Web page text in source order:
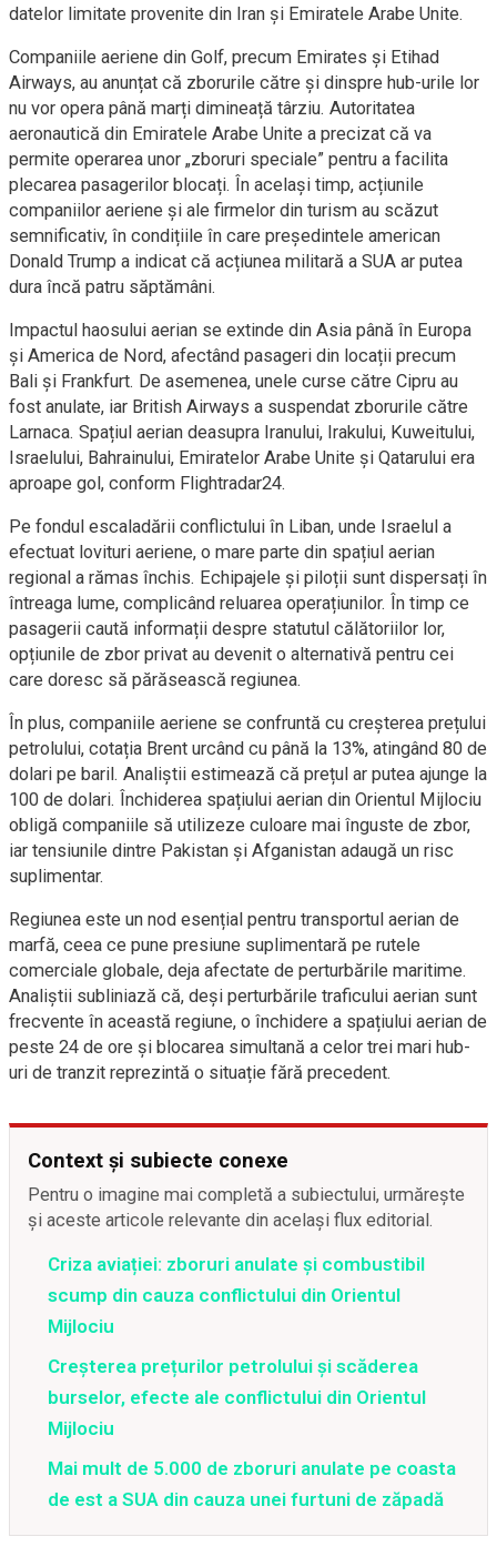
datelor limitate provenite din Iran și Emiratele Arabe Unite.
Companiile aeriene din Golf, precum Emirates și Etihad
Airways, au anunțat că zborurile către și dinspre hub-urile lor
nu vor opera până marți dimineață târziu. Autoritatea
aeronautică din Emiratele Arabe Unite a precizat că va
permite operarea unor „zboruri speciale” pentru a facilita
plecarea pasagerilor blocați. În același timp, acțiunile
companiilor aeriene și ale firmelor din turism au scăzut
semnificativ, în condițiile în care președintele american
Donald Trump a indicat că acțiunea militară a SUA ar putea
dura încă patru săptămâni.
Impactul haosului aerian se extinde din Asia până în Europa
și America de Nord, afectând pasageri din locații precum
Bali și Frankfurt. De asemenea, unele curse către Cipru au
fost anulate, iar British Airways a suspendat zborurile către
Larnaca. Spațiul aerian deasupra Iranului, Irakului, Kuweitului,
Israelului, Bahrainului, Emiratelor Arabe Unite și Qatarului era
aproape gol, conform Flightradar24.
Pe fondul escaladării conflictului în Liban, unde Israelul a
efectuat lovituri aeriene, o mare parte din spațiul aerian
regional a rămas închis. Echipajele și piloții sunt dispersați în
întreaga lume, complicând reluarea operațiunilor. În timp ce
pasagerii caută informații despre statutul călătoriilor lor,
opțiunile de zbor privat au devenit o alternativă pentru cei
care doresc să părăsească regiunea.
În plus, companiile aeriene se confruntă cu creșterea prețului
petrolului, cotația Brent urcând cu până la 13%, atingând 80 de
dolari pe baril. Analiștii estimează că prețul ar putea ajunge la
100 de dolari. Închiderea spațiului aerian din Orientul Mijlociu
obligă companiile să utilizeze culoare mai înguste de zbor,
iar tensiunile dintre Pakistan și Afganistan adaugă un risc
suplimentar.
Regiunea este un nod esențial pentru transportul aerian de
marfă, ceea ce pune presiune suplimentară pe rutele
comerciale globale, deja afectate de perturbările maritime.
Analiștii subliniază că, deși perturbările traficului aerian sunt
frecvente în această regiune, o închidere a spațiului aerian de
peste 24 de ore și blocarea simultană a celor trei mari hub-
uri de tranzit reprezintă o situație fără precedent.
Context și subiecte conexe
Pentru o imagine mai completă a subiectului, urmărește
și aceste articole relevante din același flux editorial.
Criza aviației: zboruri anulate și combustibil
scump din cauza conflictului din Orientul
Mijlociu
Creșterea prețurilor petrolului și scăderea
burselor, efecte ale conflictului din Orientul
Mijlociu
Mai mult de 5.000 de zboruri anulate pe coasta
de est a SUA din cauza unei furtuni de zăpadă